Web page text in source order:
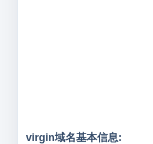
virgin域名基本信息: